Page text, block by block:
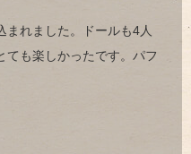
まれました。ドールも4人
ても楽しかったです。パフ